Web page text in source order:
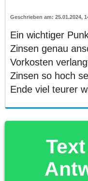
25.01.2024,
Ein wichtiger
Zinsen genau
Vorkosten
Zinsen so hoch
Ende viel teurer